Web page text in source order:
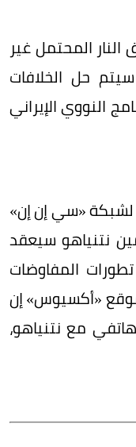
المحتمل غير
حل الخلافات
النووي الإيراني
لشبكة «سي إن إن»
نتنياهو سيعقد
المفاوضات
«أكسيوس» إن
مع نتنياهو،